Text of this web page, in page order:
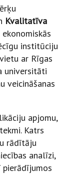
Kvalitatīva
institūciju
ar Rīgas
universitāti
veicināšanas
apjomu,
Katrs
rādītāju
analīzi,